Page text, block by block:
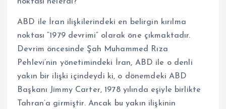
ABD ile İran ilişkilerindeki en belirgin kırılma
noktası “1979 devrimi” olarak öne çıkmaktadır.
Devrim öncesinde Şah Muhammed Rıza
Pehlevi’nin yönetimindeki İran, ABD ile o denli
yakın bir ilişki içindeydi ki, o dönemdeki ABD
Başkanı Jimmy Carter, 1978 yılında eşiyle birlikte
Tahran’a girmiştir. Ancak bu yakın ilişkinin